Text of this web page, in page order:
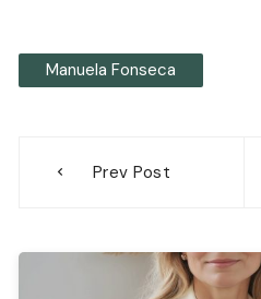
Manuela Fonseca
Prev Post